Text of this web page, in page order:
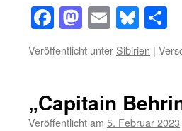
Facebook
Mastodon
Email
Veröffentlicht unter Sibirien |
„Capitain
Veröffentlicht am 5. Februar 2023